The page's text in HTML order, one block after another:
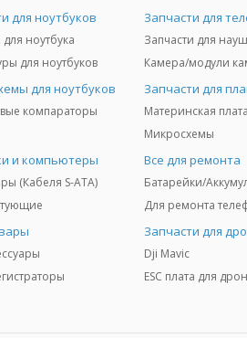
для ноутбуков
ноутбука
для ноутбуков
Запчасти для
Камера/модули
для ноутбуков
компараторы
Запчасти для
Микросхемы
и компьютеры
(Кабеля S-ATA)
Все для ремонта
Батарейки/
Для ремонта
Запчасти для
Dji Mavic
ESC плата для